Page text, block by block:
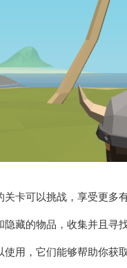
卡可以挑战，享受更多
藏的物品，收集并且寻
用，它们能够帮助你获